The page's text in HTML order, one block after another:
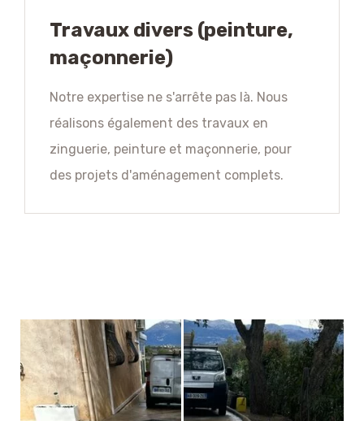
Travaux divers (peinture,
maçonnerie)
Notre expertise ne s'arrête pas là. Nous
réalisons également des travaux en
zinguerie, peinture et maçonnerie, pour
des projets d'aménagement complets.